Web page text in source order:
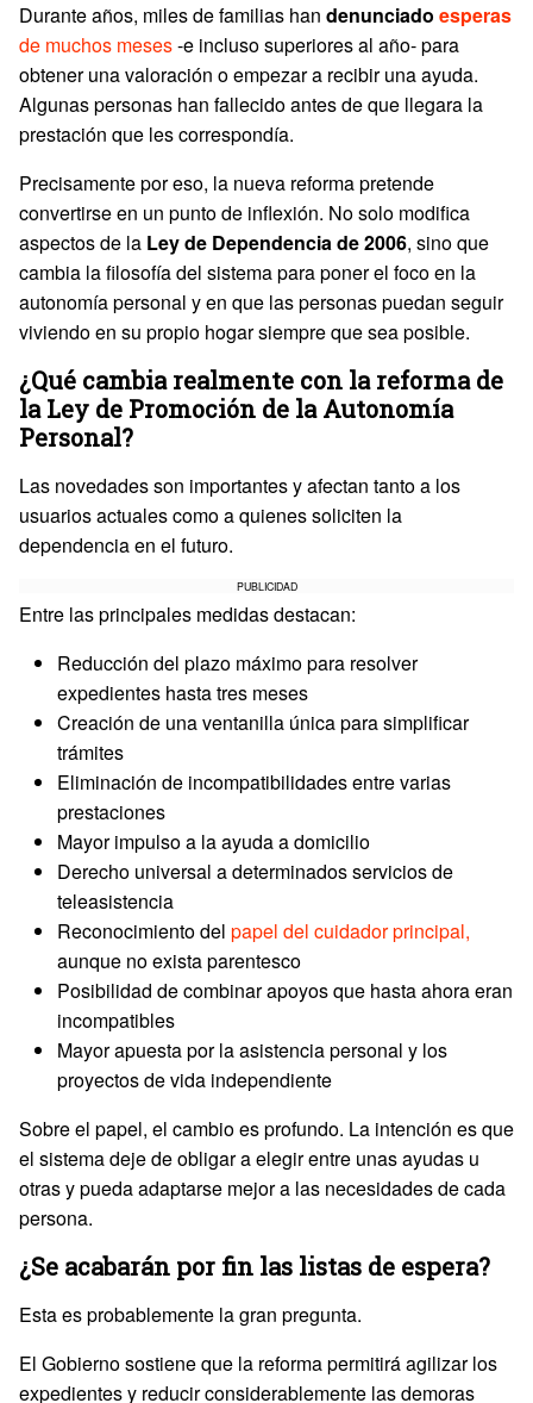
Durante años, miles de familias han denunciado esperas
de muchos meses-e incluso superiores al año- para
obtener una valoración o empezar a recibir una ayuda.
Algunas personas han fallecido antes de que llegara la
prestación que les correspondía.
Precisamente por eso, la nueva reforma pretende
convertirse en un punto de inflexión. No solo modifica
aspectos de la Ley de Dependencia de 2006, sino que
cambia la filosofía del sistema para poner el foco en la
autonomía personal y en que las personas puedan seguir
viviendo en su propio hogar siempre que sea posible.
¿Qué cambia realmente con la reforma de
la Ley de Promoción de la Autonomía
Personal?
Las novedades son importantes y afectan tanto a los
usuarios actuales como a quienes soliciten la
dependencia en el futuro.
PUBLICIDAD
Entre las principales medidas destacan:
Reducción del plazo máximo para resolver
expedientes hasta tres meses
Creación de una ventanilla única para simplificar
trámites
Eliminación de incompatibilidades entre varias
prestaciones
Mayor impulso a la ayuda a domicilio
Derecho universal a determinados servicios de
teleasistencia
Reconocimiento del papel del cuidador principal,
aunque no exista parentesco
Posibilidad de combinar apoyos que hasta ahora eran
incompatibles
Mayor apuesta por la asistencia personal y los
proyectos de vida independiente
Sobre el papel, el cambio es profundo. La intención es que
el sistema deje de obligar a elegir entre unas ayudas u
otras y pueda adaptarse mejor a las necesidades de cada
persona.
¿Se acabarán por fin las listas de espera?
Esta es probablemente la gran pregunta.
El Gobierno sostiene que la reforma permitirá agilizar los
expedientes y reducir considerablemente las demoras